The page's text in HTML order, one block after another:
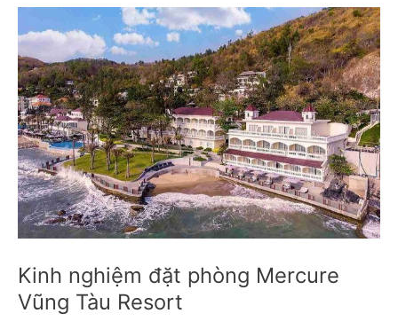
suối
nước
nóng
Bình
Châu
Minera
cập
nhật
Kinh nghiệm đặt phòng Mercure
Vũng Tàu Resort